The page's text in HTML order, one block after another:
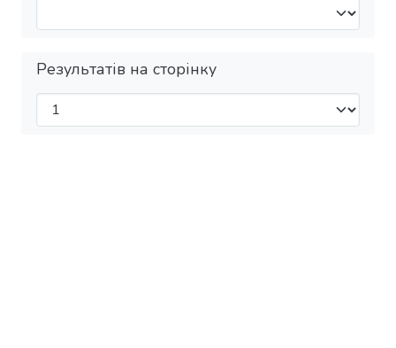
Результатів на сторінку